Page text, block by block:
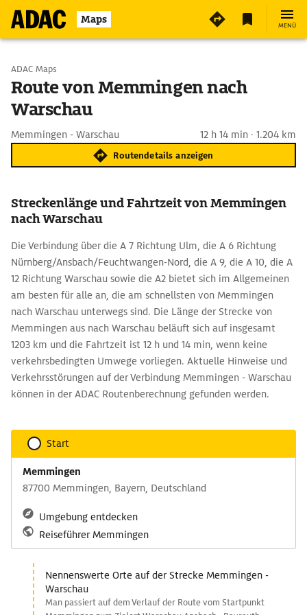
Maps MENÜ
Start wählen
Ziel eingeben
ADAC Maps
Route von Memmingen nach
Warschau
Memmingen - Warschau 12 h 14 min · 1.204 km
Routendetails anzeigen
Streckenlänge und Fahrtzeit von Memmingen
nach Warschau
Die Verbindung über die A 7 Richtung Ulm, die A 6 Richtung
Nürnberg/Ansbach/Feuchtwangen-Nord, die A 9, die A 10, die A
12 Richtung Warschau sowie die A2 bietet sich im Allgemeinen
am besten für alle an, die am schnellsten von Memmingen
nach Warschau unterwegs sind. Die Länge der Strecke von
Memmingen aus nach Warschau beläuft sich auf insgesamt
1203 km und die Fahrtzeit ist 12 h und 14 min, wenn keine
verkehrsbedingten Umwege vorliegen. Aktuelle Hinweise und
Verkehrsstörungen auf der Verbindung Memmingen - Warschau
können in der ADAC Routenberechnung gefunden werden.
Start
Memmingen
87700 Memmingen, Bayern, Deutschland
Umgebung entdecken
Reiseführer Memmingen
Nennenswerte Orte auf der Strecke Memmingen -
Warschau
Man passiert auf dem Verlauf der Route vom Startpunkt